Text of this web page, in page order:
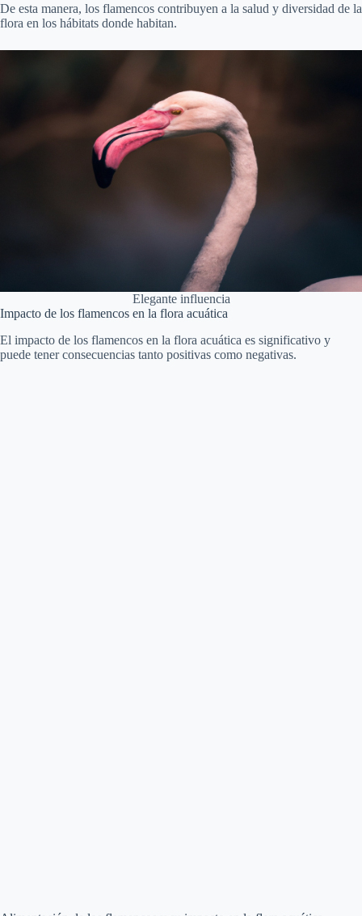
De esta manera, los flamencos contribuyen a la salud y diversidad de la
flora en los hábitats donde habitan.
Elegante influencia
Impacto de los flamencos en la flora acuática
El impacto de los flamencos en la flora acuática es significativo y
puede tener consecuencias tanto positivas como negativas.